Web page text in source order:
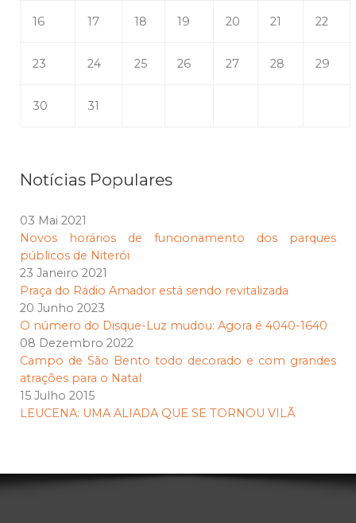
16 17 18 19 20 21 22
23 24 25 26 27 28 29
30 31
Notícias Populares
03 Mai 2021
Novos horários de funcionamento dos parques
públicos de Niterói
23 Janeiro 2021
Praça do Rádio Amador está sendo revitalizada
20 Junho 2023
O número do Disque-Luz mudou: Agora é 4040-1640
08 Dezembro 2022
Campo de São Bento todo decorado e com grandes
atrações para o Natal
15 Julho 2015
LEUCENA: UMA ALIADA QUE SE TORNOU VILÃ